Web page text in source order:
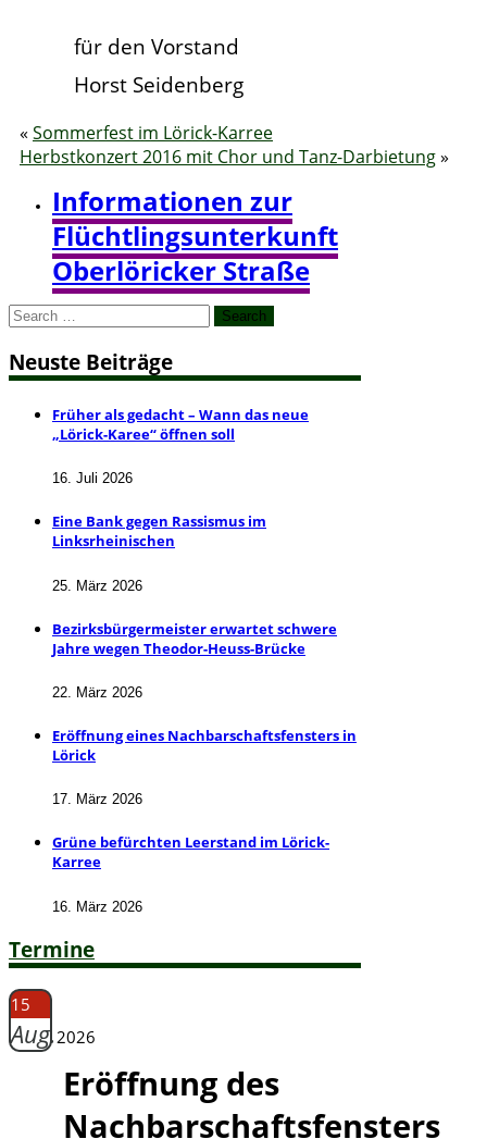
für den Vorstand
Horst Seidenberg
« Sommerfest im Lörick-Karree
Herbstkonzert 2016 mit Chor und Tanz-Darbietung»
Informationen zur
Flüchtlingsunterkunft
Oberlöricker Straße
Search
Neuste Beiträge
Früher als gedacht – Wann das neue
„Lörick-Karee“ öffnen soll
16. Juli 2026
Eine Bank gegen Rassismus im
Linksrheinischen
25. März 2026
Bezirksbürgermeister erwartet schwere
Jahre wegen Theodor-Heuss-Brücke
22. März 2026
Eröffnung eines Nachbarschaftsfensters in
Lörick
17. März 2026
Grüne befürchten Leerstand im Lörick-
Karree
16. März 2026
Termine
15
Aug.2026
Eröffnung des
Nachbarschaftsfensters